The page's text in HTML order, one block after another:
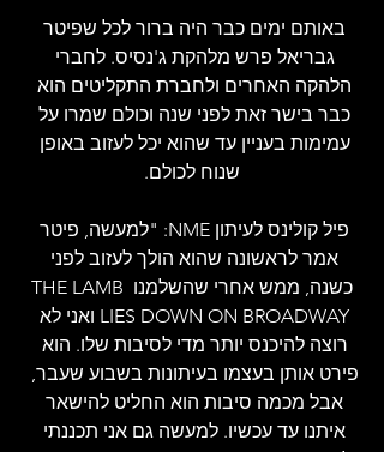
באותם ימים כבר היה ברור לכל שפיטר
גבריאל פרש מלהקת ג'נסיס. לחברי
הלהקה האחרים ולחברת התקליטים הוא
כבר בישר זאת לפני שנה וכולם שמרו על
עמימות בעניין עד שהוא יכל לעזוב באופן
שנוח לכולם.
פיל קולינס לעיתון NME: "למעשה, פיטר
אמר לראשונה שהוא הולך לעזוב לפני
כשנה, ממש אחרי שהשלמנו THE LAMB
LIES DOWN ON BROADWAY ואני לא
רוצה להיכנס יותר מדי לסיבות שלו. הוא
פירט אותן בעצמו בעיתונות בשבוע שעבר,
אבל מכמה סיבות הוא החליט להישאר
איתנו עד עכשיו. למעשה גם אני תכננתי